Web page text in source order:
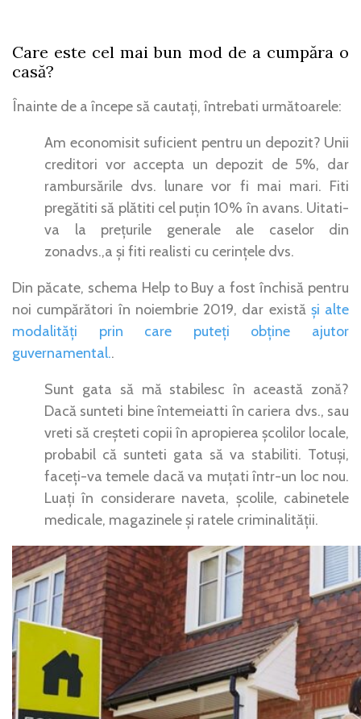
Care este cel mai bun mod de a cumpăra o
casă?
Înainte de a începe să cautați, întrebati următoarele:
Am economisit suficient pentru un depozit? Unii
creditori vor accepta un depozit de 5%, dar
rambursările dvs. lunare vor fi mai mari. Fiti
pregătiti să plătiti cel puțin 10% în avans. Uitati-
va la prețurile generale ale caselor din
zonadvs.,a și fiti realisti cu cerințele dvs.
Din păcate, schema Help to Buy a fost închisă pentru
noi cumpărători în noiembrie 2019, dar există și alte
modalități prin care puteți obține ajutor
guvernamental..
Sunt gata să mă stabilesc în această zonă?
Dacă sunteti bine întemeiatti în cariera dvs., sau
vreti să creșteti copii în apropierea școlilor locale,
probabil că sunteti gata să va stabiliti. Totuși,
faceți-va temele dacă va muțati într-un loc nou.
Luați în considerare naveta, școlile, cabinetele
medicale, magazinele și ratele criminalității.